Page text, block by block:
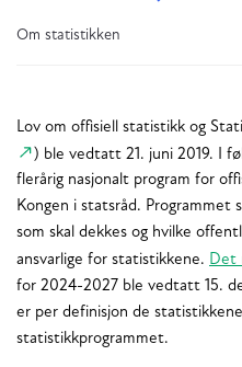
Om statistikken
Lov om offisiell statistikk og
) ble vedtatt 21. juni 2019. I
flerårig nasjonalt program for
Kongen i statsråd. Programmet
som skal dekkes og hvilke
ansvarlige for statistikkene. Det
for 2024-2027 ble vedtatt 15.
er per definisjon de
statistikkprogrammet.